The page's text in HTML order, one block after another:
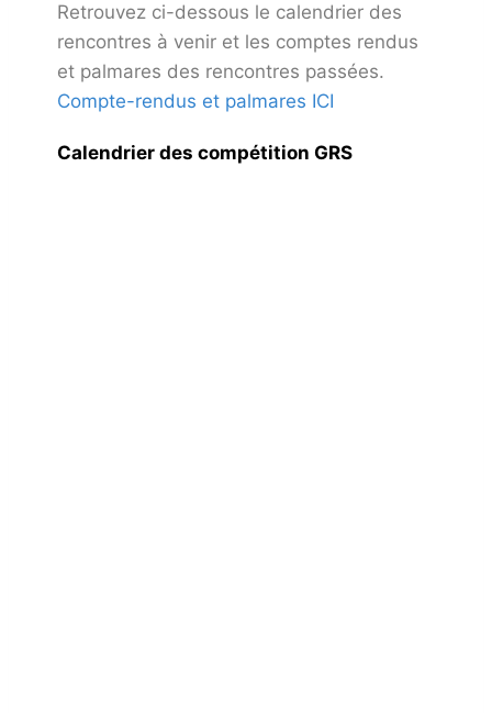
Retrouvez ci-dessous le calendrier des
rencontres à venir et les comptes rendus
et palmares des rencontres passées.
Compte-rendus et palmares ICI
Calendrier des compétition GRS